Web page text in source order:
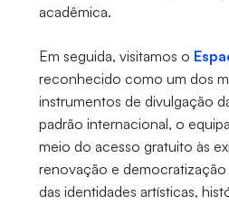
acadêmica.
Em seguida, visitamos o
reconhecido como um dos
instrumentos de divulgação
padrão internacional, o
meio do acesso gratuito às
renovação e
das identidades artísticas,